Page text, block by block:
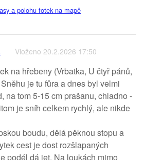
a polohu fotek na mapě
Vloženo 20.2.2026 17:50
na hřebeny (Vrbatka, U čtyř pánů,
je tu fůra a dnes byl velmi
na tom 5-15 cm prašanu, chladno -
je sníh celkem rychlý, ale nikde
boudu, dělá pěknou stopu a
cest je dost rozšlapaných
podél dá jet. Na loukách mimo